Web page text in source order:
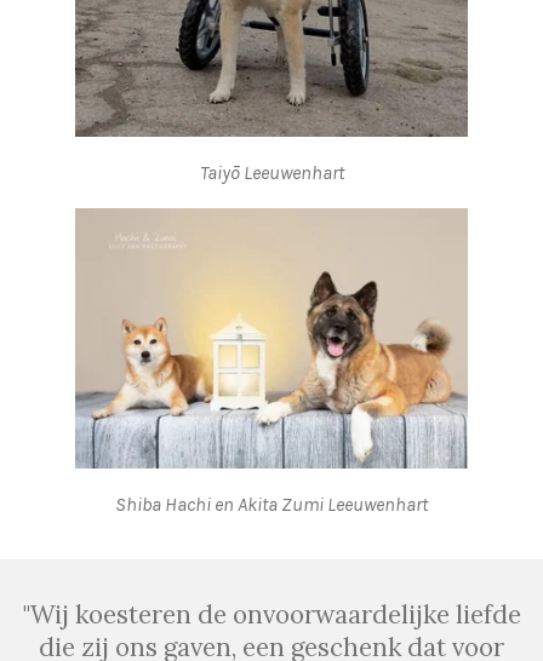
Taiyō Leeuwenhart
Shiba Hachi en Akita Zumi Leeuwenhart
"Wij koesteren de onvoorwaardelijke liefde
die zij ons gaven, een geschenk dat voor